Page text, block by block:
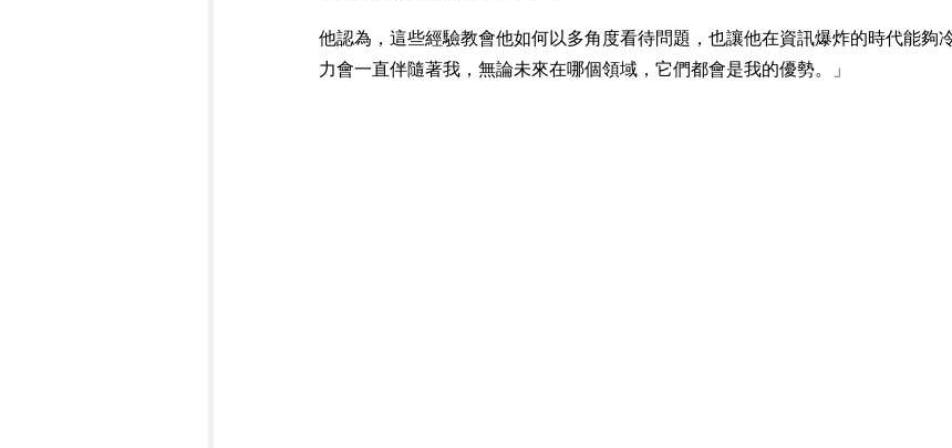
他認為，這些經驗教會他如何以多角度看待問題，也讓他在資訊爆炸的時代能夠
力會一直伴隨著我，無論未來在哪個領域，它們都會是我的優勢。」